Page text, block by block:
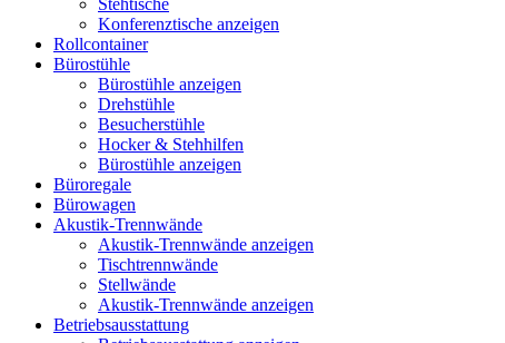
Stehtische
Konferenztische anzeigen
Rollcontainer
Bürostühle
Bürostühle anzeigen
Drehstühle
Besucherstühle
Hocker & Stehhilfen
Bürostühle anzeigen
Büroregale
Bürowagen
Akustik-Trennwände
Akustik-Trennwände anzeigen
Tischtrennwände
Stellwände
Akustik-Trennwände anzeigen
Betriebsausstattung